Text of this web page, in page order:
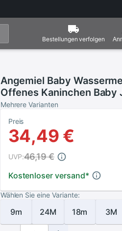
Bestellungen verfolgen
Angemiel Baby
Offenes Kaninchen Baby
Pantalon Blau
Mehrere Varianten
Preis
34,49 €
Kostenloser versand*
UVP:46,19 €
Wählen Sie eine Variante:
9m 24M 18m 3M